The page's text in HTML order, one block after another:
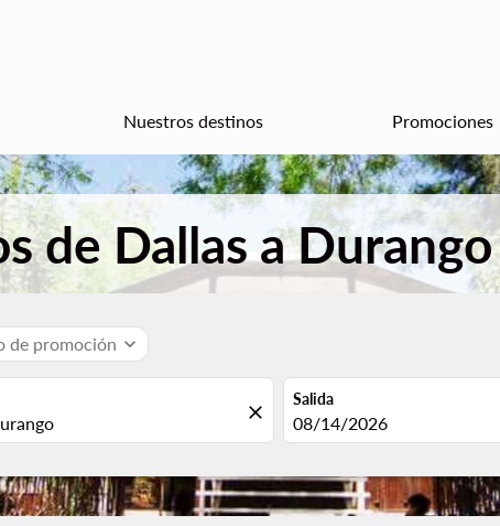
Nuestros destinos Promociones
de Dallas a
de promoción expand_more
close
Salida
fc-booking-departure-
08/14/2026